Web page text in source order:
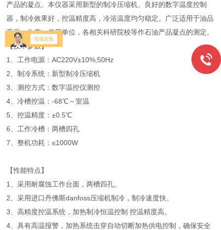
产品的凝点。本仪器采用新型的制冷压缩机、良好的数字温度控制
器，制冷效果好，控温精度高，冷浴温度均匀稳定。广泛适用于油品
开采、生产、使用单位，各相关科研院校等作石油产品凝点的测定。
【技术参数】
1、工作电源：AC220V±10%;50Hz
2、制冷系统：新型制冷压缩机
3、测控方式：数字温控仪测控
4、冷槽控温：-68℃～室温
5、控温精度：±0.5℃
6、工作冷槽：两槽四孔
7、整机功耗：≤1000W
【性能特点】
1、采用耐腐蚀工作台面，两槽四孔。
2、采用进口丹佛斯danfoss压缩机制冷，制冷速度快。
3、高精度控温系统，加热制冷恒温控制 控温精度高。
4、具有高温报警，加热系统击穿自动切断加热供电控制，确保安全